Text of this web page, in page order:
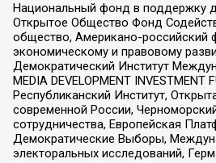
Национальный фонд в поддержку
Открытое Общество Фонд
общество, Американо-российский
экономическому и правовому
Демократический Институт
MEDIA DEVELOPMENT
Республиканский Институт,
современной России,
сотрудничества, Европейская
Демократические Выборы,
электоральных исследований,